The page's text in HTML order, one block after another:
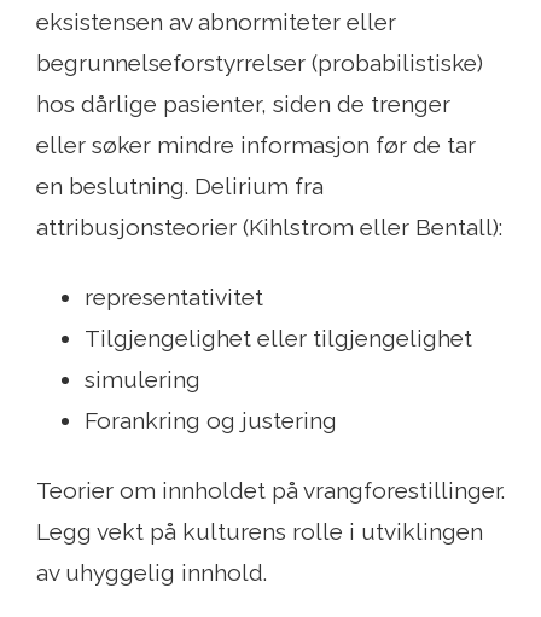
eksistensen av abnormiteter eller
begrunnelseforstyrrelser (probabilistiske)
hos dårlige pasienter, siden de trenger
eller søker mindre informasjon før de tar
en beslutning. Delirium fra
attribusjonsteorier (Kihlstrom eller Bentall):
representativitet
Tilgjengelighet eller tilgjengelighet
simulering
Forankring og justering
Teorier om innholdet på vrangforestillinger.
Legg vekt på kulturens rolle i utviklingen
av uhyggelig innhold.